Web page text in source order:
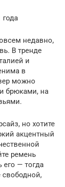
недавно,
В тренде
и
в
можно
брюками, на
но хотите
акцентный
ремень
его — тогда
свободной,